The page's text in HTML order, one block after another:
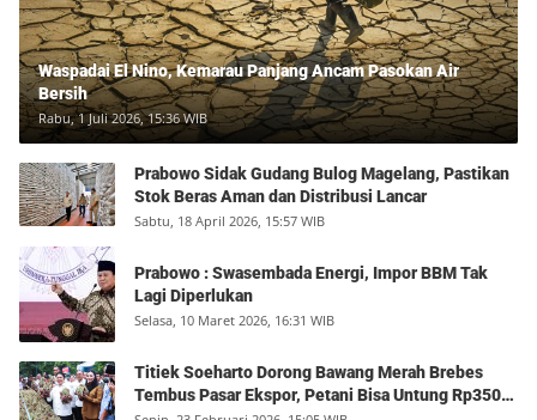
Waspadai El Nino, Kemarau Panjang Ancam Pasokan Air
Bersih
Rabu, 1 Juli 2026, 15:36 WIB
Prabowo Sidak Gudang Bulog Magelang, Pastikan
Stok Beras Aman dan Distribusi Lancar
Sabtu, 18 April 2026, 15:57 WIB
Prabowo : Swasembada Energi, Impor BBM Tak
Lagi Diperlukan
Selasa, 10 Maret 2026, 16:31 WIB
Titiek Soeharto Dorong Bawang Merah Brebes
Tembus Pasar Ekspor, Petani Bisa Untung Rp350